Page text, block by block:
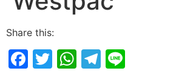
Share this:
Facebook
Twitter
WhatsApp
Telegram